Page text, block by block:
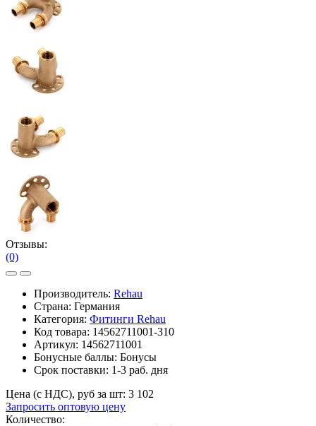
Отзывы:
(0)
Производитель: Rehau
Страна: Германия
Категория: Фитинги Rehau
Код товара: 14562711001-310
Артикул: 14562711001
Бонусные баллы: Бонусы
Срок поставки: 1-3 раб. дня
Цена (с НДС), руб за шт: 3 102
Запросить оптовую цену
Количество: